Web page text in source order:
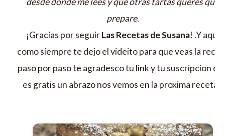
prepare.
¡Gracias por seguirLas Recetas de Susana! .Y aqui
como siempre te dejo el videito para que veas la
paso por paso te agradesco tu link y tu suscripcion
es gratis un abrazo nos vemos en la proxima receta !